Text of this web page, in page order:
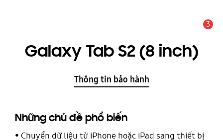
3
Galaxy Tab S2 (8 inch)
Thông tin bảo hành
Những chủ đề phổ biến
Chuyển dữ liệu từ iPhone hoặc iPad sang thiết bị